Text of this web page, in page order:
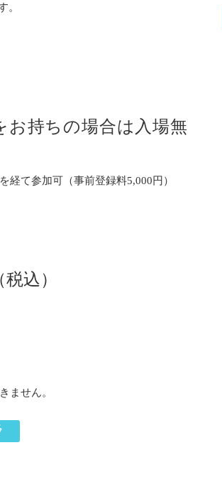
。
お持ちの場合は入場無
て参加可（事前登録料5,000円）
込）
ません。